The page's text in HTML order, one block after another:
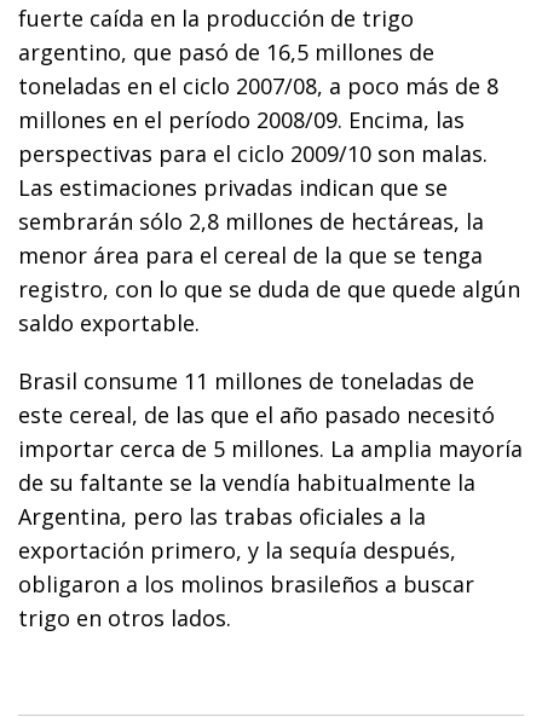
fuerte caída en la producción de trigo
argentino, que pasó de 16,5 millones de
toneladas en el ciclo 2007/08, a poco más de 8
millones en el período 2008/09. Encima, las
perspectivas para el ciclo 2009/10 son malas.
Las estimaciones privadas indican que se
sembrarán sólo 2,8 millones de hectáreas, la
menor área para el cereal de la que se tenga
registro, con lo que se duda de que quede algún
saldo exportable.
Brasil consume 11 millones de toneladas de
este cereal, de las que el año pasado necesitó
importar cerca de 5 millones. La amplia mayoría
de su faltante se la vendía habitualmente la
Argentina, pero las trabas oficiales a la
exportación primero, y la sequía después,
obligaron a los molinos brasileños a buscar
trigo en otros lados.